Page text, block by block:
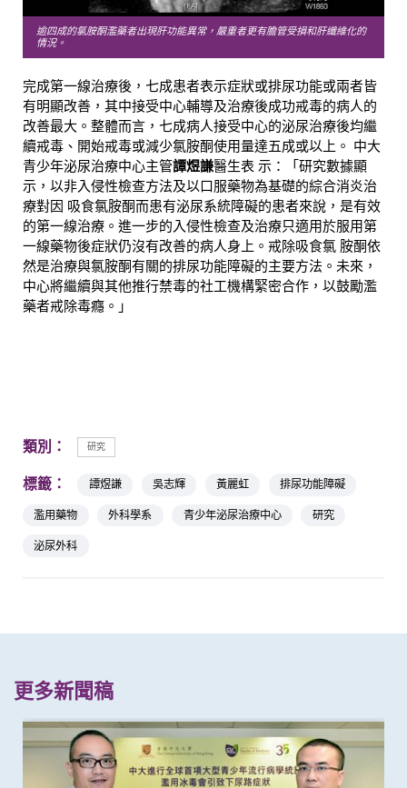
逾四成的氯胺酮濫藥者出現肝功能異常，嚴重者更有膽管受損和肝纖維化的
情況。
完成第一線治療後，七成患者表示症狀或排尿功能或兩者皆
有明顯改善，其中接受中心輔導及治療後成功戒毒的病人的
改善最大。整體而言，七成病人接受中心的泌尿治療後均繼
續戒毒、開始戒毒或減少氯胺酮使用量達五成或以上。 中大
青少年泌尿治療中心主管譚煜謙醫生表 示：「研究數據顯
示，以非入侵性檢查方法及以口服藥物為基礎的綜合消炎治
療對因 吸食氯胺酮而患有泌尿系統障礙的患者來說，是有效
的第一線治療。進一步的入侵性檢查及治療只適用於服用第
一線藥物後症狀仍沒有改善的病人身上。戒除吸食氯 胺酮依
然是治療與氯胺酮有關的排尿功能障礙的主要方法。未來，
中心將繼續與其他推行禁毒的社工機構緊密合作，以鼓勵濫
藥者戒除毒癮。」
類別： 研究
標籤： 譚煜謙 吳志輝 黃麗虹
排尿功能障礙
濫用藥物
外科學系 青少年泌尿治療中心
研究
泌尿外科
更多新聞稿